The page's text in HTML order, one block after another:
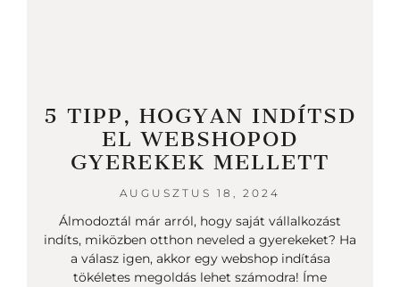
5 TIPP, HOGYAN INDÍTSD
EL WEBSHOPOD
GYEREKEK MELLETT
AUGUSZTUS 18, 2024
Álmodoztál már arról, hogy saját vállalkozást
indíts, miközben otthon neveled a gyerekeket? Ha
a válasz igen, akkor egy webshop indítása
tökéletes megoldás lehet számodra! Íme